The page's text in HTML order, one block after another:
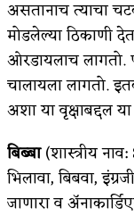
४
असतानाच त्याचा
मोडलेल्या ठिकाणी
ओरडायलाच लागतो.
चालायला लागतो.
अशा या वृक्षाबद्दल
बिब्बा(शास्त्रीय
भिलावा, बिबवा,
जाणारा व